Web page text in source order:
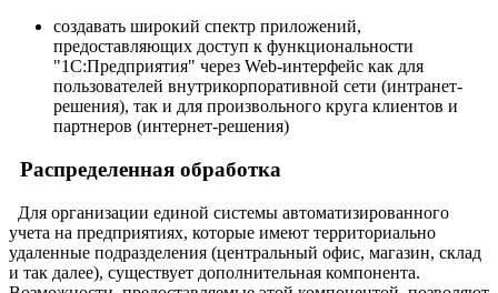
создавать широкий спектр приложений,
предоставляющих доступ к функциональности
"1С:Предприятия" через Web-интерфейс как для
пользователей внутрикорпоративной сети (интранет-
решения), так и для произвольного круга клиентов и
партнеров (интернет-решения)
Распределенная обработка
Для организации единой системы автоматизированного
учета на предприятиях, которые имеют территориально
удаленные подразделения (центральный офис, магазин, склад
и так далее), существует дополнительная компонента.